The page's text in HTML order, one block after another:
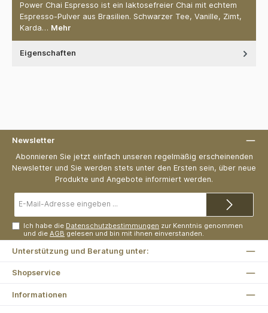
Power Chai Espresso ist ein laktosefreier Chai mit echtem
Espresso-Pulver aus Brasilien. Schwarzer Tee, Vanille, Zimt,
Karda… Mehr
Eigenschaften
Newsletter
Abonnieren Sie jetzt einfach unseren regelmäßig erscheinenden
Newsletter und Sie werden stets unter den Ersten sein, über neue
Produkte und Angebote informiert werden.
Mail-
Ich habe die Datenschutzbestimmungen zur Kenntnis genommen
und dieAGB gelesen und bin mit ihnen einverstanden.
Unterstützung und Beratung unter:
Shopservice
Informationen